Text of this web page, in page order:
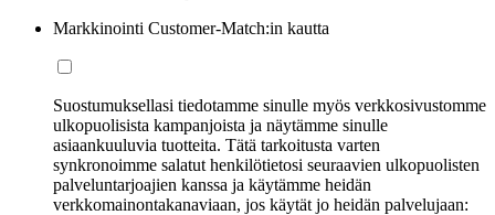
Markkinointi Customer-Match:in kautta
Suostumuksellasi tiedotamme sinulle myös verkkosivustomme
ulkopuolisista kampanjoista ja näytämme sinulle
asiaankuuluvia tuotteita. Tätä tarkoitusta varten
synkronoimme salatut henkilötietosi seuraavien ulkopuolisten
palveluntarjoajien kanssa ja käytämme heidän
verkkomainontakanaviaan, jos käytät jo heidän palvelujaan: